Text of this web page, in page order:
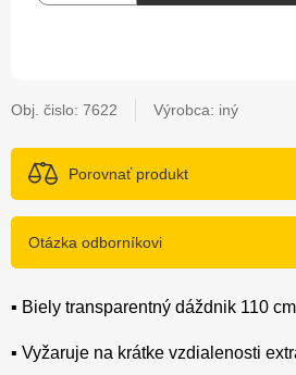
Obj. čislo: 7622 Výrobca: iný
Porovnať produkt
Otázka odborníkovi
▪️ Biely transparentný dáždnik 110 cm
▪️ Vyžaruje na krátke vzdialenosti